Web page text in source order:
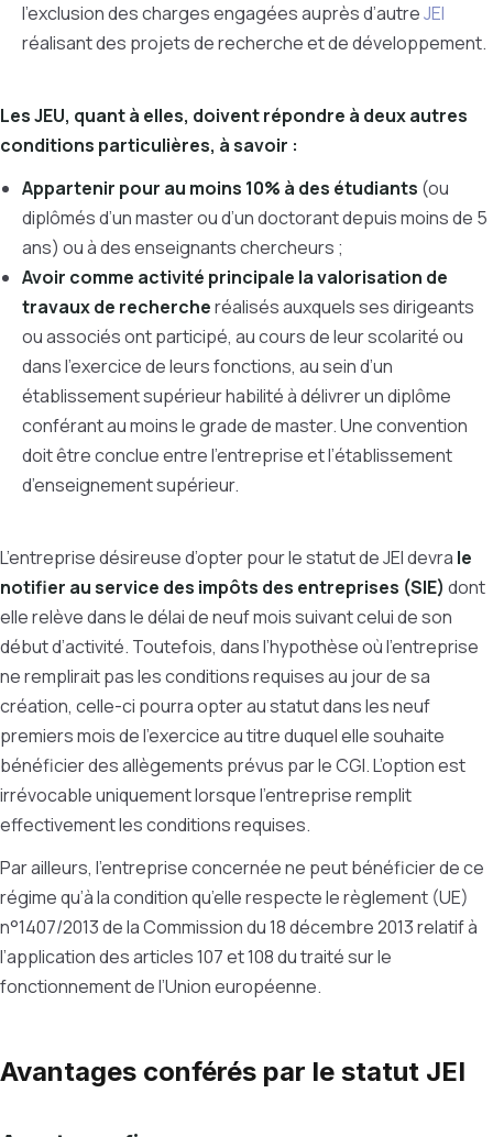
l’exclusion des charges engagées auprès d’autreJEI
réalisant des projets de recherche et de développement.
Les JEU, quant à elles, doivent répondre à deux autres
conditions particulières, à savoir :
Appartenir pour au moins 10% à des étudiants (ou
diplômés d’un master ou d’un doctorant depuis moins de 5
ans) ou à des enseignants chercheurs ;
Avoir comme activité principale la valorisation de
travaux de rechercheréalisés auxquels ses dirigeants
ou associés ont participé, au cours de leur scolarité ou
dans l’exercice de leurs fonctions, au sein d’un
établissement supérieur habilité à délivrer un diplôme
conférant au moins le grade de master. Une convention
doit être conclue entre l’entreprise et l’établissement
d’enseignement supérieur.
L’entreprise désireuse d’opter pour le statut de JEI devra le
notifier au service des impôts des entreprises (SIE) dont
elle relève dans le délai de neuf mois suivant celui de son
début d’activité. Toutefois, dans l’hypothèse où l’entreprise
ne remplirait pas les conditions requises au jour de sa
création, celle-ci pourra opter au statut dans les neuf
premiers mois de l’exercice au titre duquel elle souhaite
bénéficier des allègements prévus par le CGI. L’option est
irrévocable uniquement lorsque l’entreprise remplit
effectivement les conditions requises.
Par ailleurs, l’entreprise concernée ne peut bénéficier de ce
régime qu’à la condition qu’elle respecte le règlement (UE)
n°1407/2013 de la Commission du 18 décembre 2013 relatif à
l’application des articles 107 et 108 du traité sur le
fonctionnement de l’Union européenne.
Avantages conférés par le statut JEI